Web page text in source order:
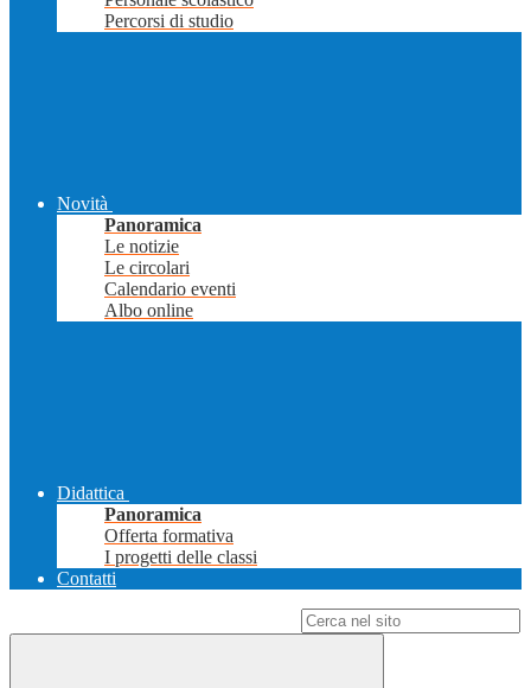
Percorsi di studio
Novità
Panoramica
Le notizie
Le circolari
Calendario eventi
Albo online
Didattica
Panoramica
Offerta formativa
I progetti delle classi
Contatti